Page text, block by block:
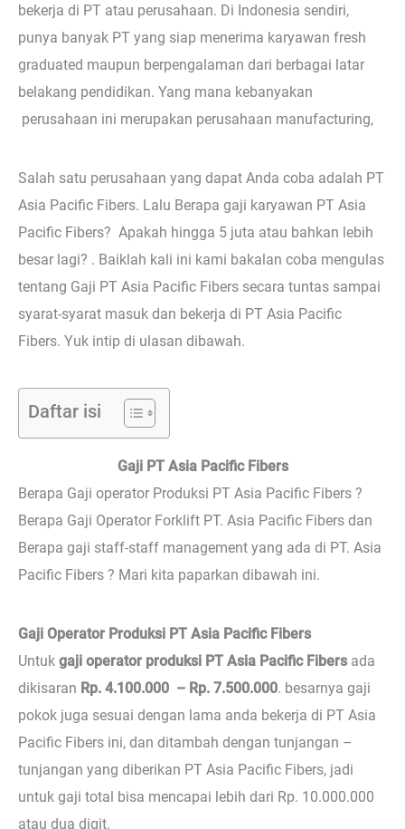
bekerja di PT atau perusahaan. Di Indonesia sendiri,
punya banyak PT yang siap menerima karyawan fresh
graduated maupun berpengalaman dari berbagai latar
belakang pendidikan. Yang mana kebanyakan
perusahaan ini merupakan perusahaan manufacturing,
Salah satu perusahaan yang dapat Anda coba adalah PT
Asia Pacific Fibers. Lalu Berapa gaji karyawan PT Asia
Pacific Fibers? Apakah hingga 5 juta atau bahkan lebih
besar lagi? . Baiklah kali ini kami bakalan coba mengulas
tentang Gaji PT Asia Pacific Fibers secara tuntas sampai
syarat-syarat masuk dan bekerja di PT Asia Pacific
Fibers. Yuk intip di ulasan dibawah.
Daftar isi
Gaji PT Asia Pacific Fibers
Berapa Gaji operator Produksi PT Asia Pacific Fibers ?
Berapa Gaji Operator Forklift PT. Asia Pacific Fibers dan
Berapa gaji staff-staff management yang ada di PT. Asia
Pacific Fibers ? Mari kita paparkan dibawah ini.
Gaji Operator Produksi PT Asia Pacific Fibers
Untuk gaji operator produksi PT Asia Pacific Fibers ada
dikisaran Rp. 4.100.000 – Rp. 7.500.000. besarnya gaji
pokok juga sesuai dengan lama anda bekerja di PT Asia
Pacific Fibers ini, dan ditambah dengan tunjangan –
tunjangan yang diberikan PT Asia Pacific Fibers, jadi
untuk gaji total bisa mencapai lebih dari Rp. 10.000.000
atau dua digit.